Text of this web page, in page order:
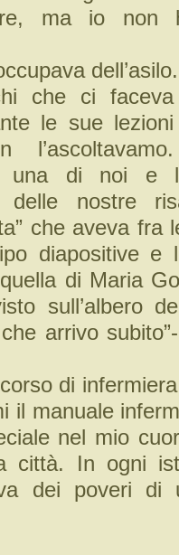
ma io non
dell’asilo.
che ci
le sue
una di noi e
delle nostre
che aveva fra
diapositive e
di Maria
sull’albero
arrivo
di
il manuale
nel mio
città. In ogni
dei poveri di